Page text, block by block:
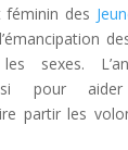
féminin des
sexes.
pour
partir les